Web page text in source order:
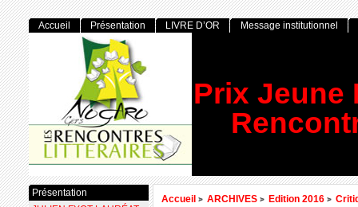
Prix Jeune
Accueil > ARCHIVES > Edition 2016 >
Accueil Présentation LIVRE D’OR Message institutionnel
Présentation